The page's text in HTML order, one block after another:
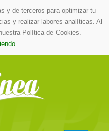
y de terceros para optimizar tu
y realizar labores analíticas. Al
Política de Cookies.